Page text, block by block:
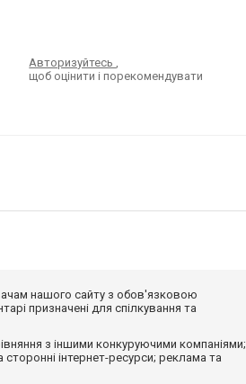
Авторизуйтесь,
щоб оцінити і порекомендувати
нашого сайту з обов'язковою
призначені для спілкування та
з іншими конкуруючими компаніями;
сторонні інтернет-ресурси; реклама та